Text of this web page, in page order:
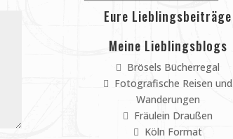
Eure Lieblingsbeiträge
Meine Lieblingsblogs
Brösels Bücherregal
Fotografische Reisen und
Wanderungen
Fräulein Draußen
Köln Format